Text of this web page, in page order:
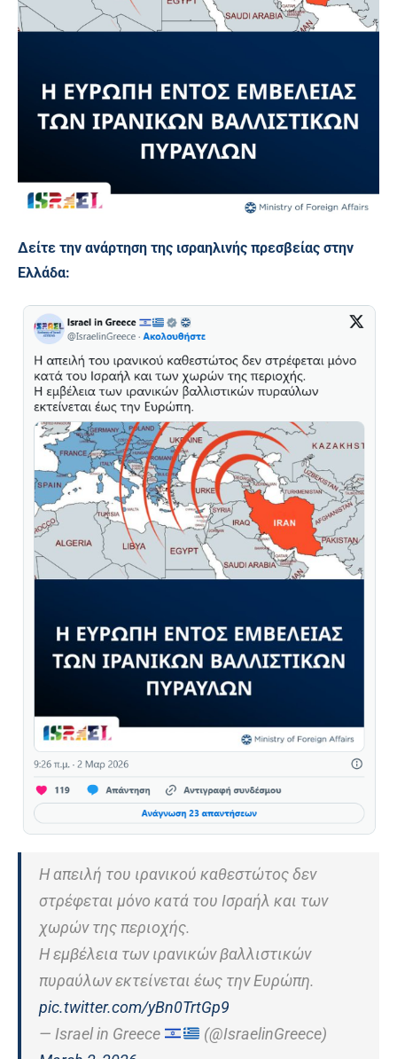
Δείτε την ανάρτηση της ισραηλινής πρεσβείας στην
Ελλάδα:
Η απειλή του ιρανικού καθεστώτος δεν
στρέφεται μόνο κατά του Ισραήλ και των
χωρών της περιοχής.
Η εμβέλεια των ιρανικών βαλλιστικών
πυραύλων εκτείνεται έως την Ευρώπη.
pic.twitter.com/yBn0TrtGp9
— Israel in Greece
(@IsraelinGreece)